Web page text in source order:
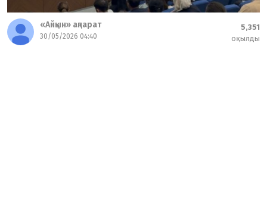
«Айқын» ақпарат
30/05/2026 04:40
5,351
оқылды